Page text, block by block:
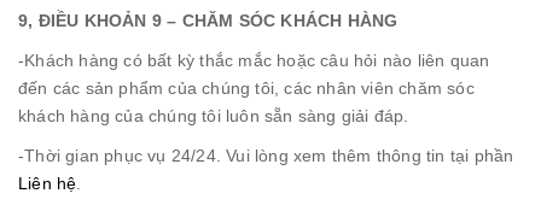
9, ĐIỀU KHOẢN 9 – CHĂM SÓC KHÁCH HÀNG
-Khách hàng có bất kỳ thắc mắc hoặc câu hỏi nào liên quan
đến các sản phẩm của chúng tôi, các nhân viên chăm sóc
khách hàng của chúng tôi luôn sẵn sàng giải đáp.
-Thời gian phục vụ 24/24. Vui lòng xem thêm thông tin tại phần
Liên hệ